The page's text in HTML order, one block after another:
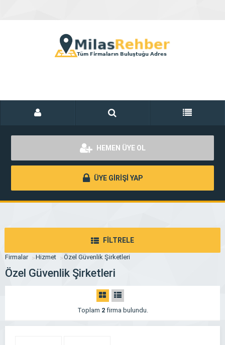
HEMEN ÜYE OL
ÜYE GİRİŞİ YAP
FİLTRELE
Firmalar Hizmet Özel Güvenlik Şirketleri
Özel Güvenlik Şirketleri
Toplam 2firma bulundu.